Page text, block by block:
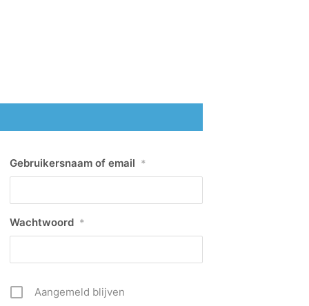
Gebruikersnaam of email *
Wachtwoord *
Aangemeld blijven